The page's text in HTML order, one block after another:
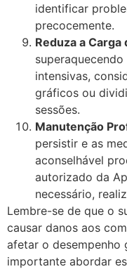
identificar
precocemente.
Reduza a Carga
intensivas,
gráficos ou
sessões.
Manutenção
persistir e as
aconselhável
autorizado da
necessário,
Lembre-se de que o
causar danos aos
afetar o desempenho
importante abordar